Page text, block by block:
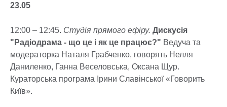
23.05
12:00 – 12:45. Студія прямого ефіру. Дискусія
"Радіодрама - що це і як це працює?" Ведуча та
модераторка Наталя Грабченко, говорять Нелля
Даниленко, Ганна Веселовська, Оксана Щур.
Кураторська програма Ірини Славінської «Говорить
Київ».